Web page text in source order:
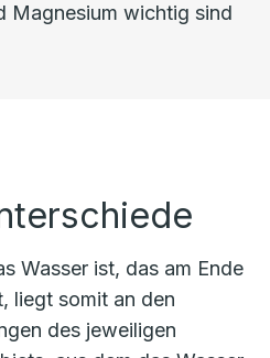
Magnesium wichtig sind
Wasser ist, das am Ende
liegt somit an den
des jeweiligen